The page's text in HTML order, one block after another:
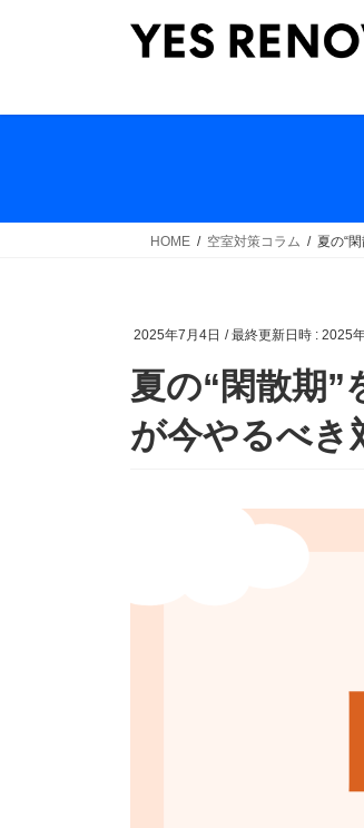
ツ
ッ
シ
移
HOME 空室対策コラム 夏の“
2025年7月4日 / 最終更新日時 : 2025
夏の“閑散期”
が今やるべき